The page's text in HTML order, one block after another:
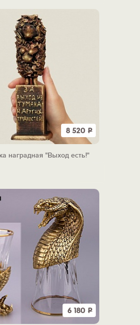
8 520 Р
наградная "Выход есть!"
6 180 Р